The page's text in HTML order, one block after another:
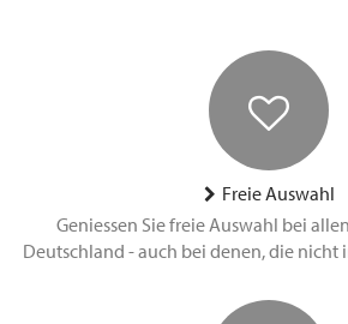
Freie Auswahl
Geniessen Sie freie Auswahl bei
Deutschland - auch bei denen, die nicht